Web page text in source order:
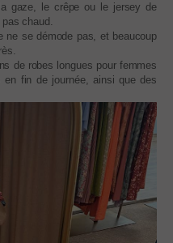
gaze, le crêpe ou le jersey de
chaud.
ne se démode pas, et beaucoup
de robes longues pour femmes
en fin de journée, ainsi que des